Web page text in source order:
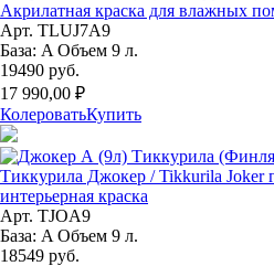
Акрилатная краска для влажных
Арт. TLUJ7A9
База: A Объем 9 л.
19490 руб.
17 990,00 ₽
КолероватьКупить
Тиккурила Джокер / Tikkurila Joker
интерьерная краска
Арт. TJOA9
База: A Объем 9 л.
18549 руб.